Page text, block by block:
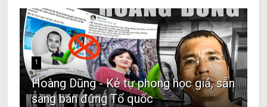
1
Hoàng Dũng - Kẻ tự phong học giả, sẵn
sàng bán đứng Tổ quốc